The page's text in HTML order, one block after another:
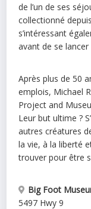
de l’un de ses
collectionné
s’intéressant
avant de se
Après plus de 50
emplois, Michael
Project and
Leur but ultime ?
autres créatures
la vie, à la liberté
trouver pour être
Big Foot
5497 Hwy 9